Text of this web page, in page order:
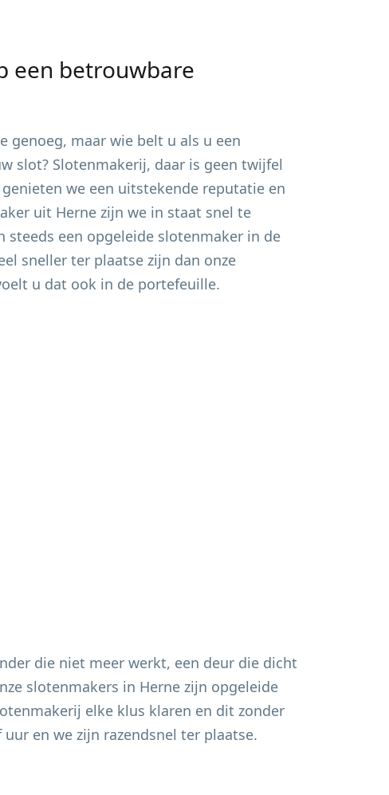
een betrouwbare
genoeg, maar wie belt u als u een
slot? Slotenmakerij, daar is geen twijfel
we een uitstekende reputatie en
uit Herne zijn we in staat snel te
steeds een opgeleide slotenmaker in de
sneller ter plaatse zijn dan onze
u dat ook in de portefeuille.
die niet meer werkt, een deur die dicht
slotenmakers in Herne zijn opgeleide
elke klus klaren en dit zonder
en we zijn razendsnel ter plaatse.